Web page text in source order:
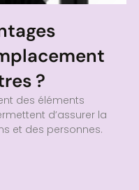
?
des éléments
d’assurer la
et des personnes.